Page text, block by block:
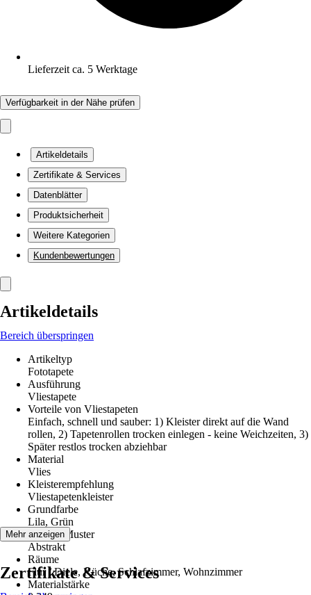
Lieferzeit ca. 5 Werktage
Verfügbarkeit in der Nähe prüfen
Artikeldetails
Zertifikate & Services
Datenblätter
Produktsicherheit
Weitere Kategorien
Kundenbewertungen
Artikeldetails
Bereich überspringen
Artikeltyp
Fototapete
Ausführung
Vliestapete
Vorteile von Vliestapeten
Einfach, schnell und sauber: 1) Kleister direkt auf die Wand
rollen, 2) Tapetenrollen trocken einlegen - keine Weichzeiten, 3)
Später restlos trocken abziehbar
Material
Vlies
Kleisterempfehlung
Vliestapetenkleister
Grundfarbe
Lila, Grün
Dekor / Muster
Abstrakt
Räume
Flur / Diele, Küche, Schlafzimmer, Wohnzimmer
Materialstärke
Mehr anzeigen
Zertifikate & Services